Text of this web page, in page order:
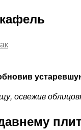
освежив